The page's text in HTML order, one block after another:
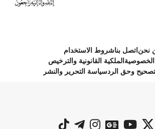
نحن اتصل بناشروط الاستخدام
الملكية القانونية والترخيص
وحق الردسياسة التحرير والنشر